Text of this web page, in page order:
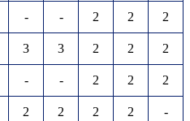
- - 2 2 2
3 3 2 2 2
- - 2 2 2
2 2 2 2 -